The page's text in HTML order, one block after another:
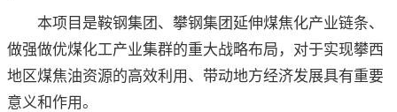
本项目是鞍钢集团、攀钢集团延伸煤焦化产业链条、
做强做优煤化工产业集群的重大战略布局，对于实现攀西
地区煤焦油资源的高效利用、带动地方经济发展具有重要
意义和作用。